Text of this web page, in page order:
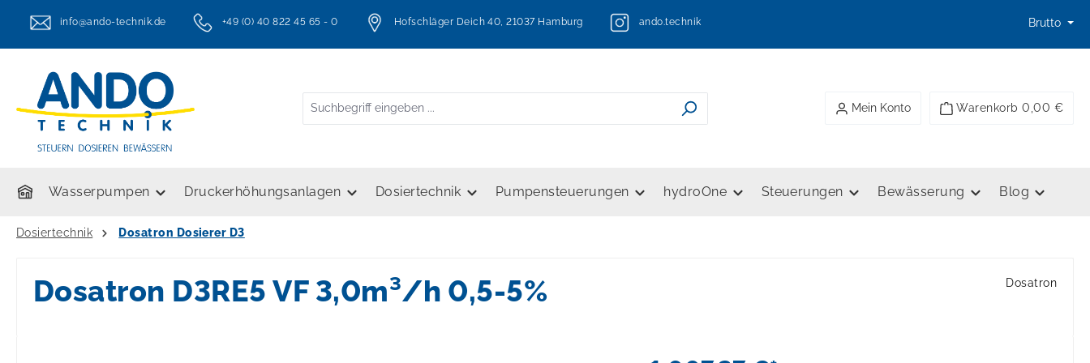
Zur Hauptnavigation springen
info@ando-technik.de +49 (0) 40 822 45 65 - 0 Hofschläger Deich 40, 21037 Hamburg ando.technik
twt.header.serviceHotlineText
Brutto
Mein Konto Warenkorb 0,00 €
Wasserpumpen Druckerhöhungsanlagen Dosiertechnik Pumpensteuerungen hydroOne Steuerungen Bewässerung Blog
Dosiertechnik Dosatron Dosierer D3
Dosatron D3RE5 VF 3,0m³/h 0,5-5% Dosatron